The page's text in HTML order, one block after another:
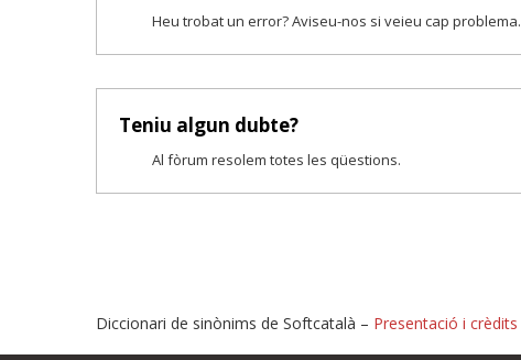
Heu trobat un error? Aviseu-nos si veieu cap problema.
Teniu algun dubte?
Al fòrum resolem totes les qüestions.
Diccionari de sinònims de Softcatalà – Presentació i crèdits